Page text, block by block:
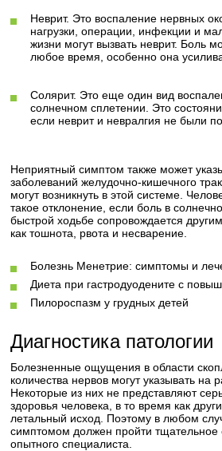
Неврит. Это воспаление нервных
нагрузки, операции, инфекции и
жизни могут вызвать неврит. Боль
любое время, особенно она
Солярит. Это еще один вид
солнечном сплетении. Это
если неврит и невралгия не были
Неприятный симптом также может
заболеваний желудочно-кишечного
могут возникнуть в этой системе.
такое отклонение, если боль в
быстрой ходьбе сопровождается
как тошнота, рвота и несварение.
Болезнь Менетрие: симптомы и
Диета при гастродуодените с
Пилороспазм у грудных детей
Диагностика патологии
Болезненные ощущения в области
количества нервов могут указывать на
Некоторые из них не представляют
здоровья человека, в то время как
летальный исход. Поэтому в любом
симптомом должен пройти тщательное
опытного специалиста.